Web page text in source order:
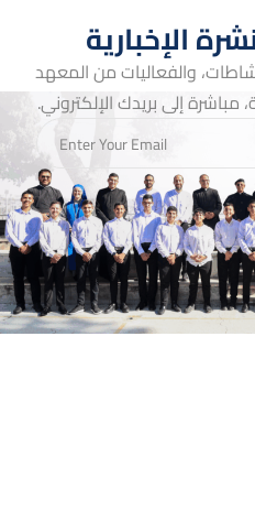
الإخبارية
والفعاليات من المعهد
مباشرة إلى بريدك الإلكتروني.